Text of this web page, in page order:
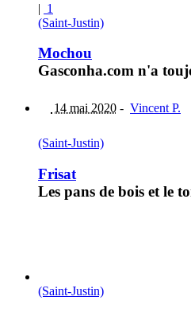
| 1
(Saint-Justin)
Mochou
Gasconha.com n'a
14 mai 2020 - Vincent P.
(Saint-Justin)
Frisat
Les pans de bois et le
(Saint-Justin)